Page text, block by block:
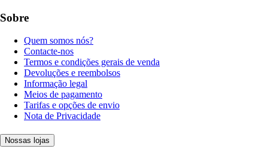
Sobre
Quem somos nós?
Contacte-nos
Termos e condições gerais de venda
Devoluções e reembolsos
Informação legal
Meios de pagamento
Tarifas e opções de envio
Nota de Privacidade
Nossas lojas